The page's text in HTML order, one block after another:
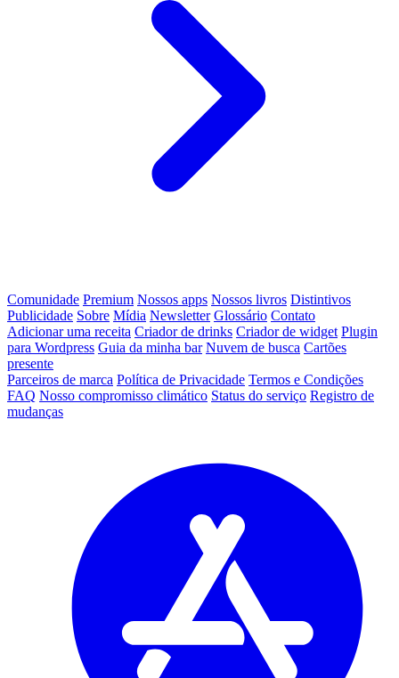
Comunidade Premium Nossos apps Nossos livros Distintivos
Publicidade Sobre Mídia Newsletter Glossário Contato
Adicionar uma receita Criador de drinks Criador de widget Plugin
para Wordpress Guia da minha bar Nuvem de busca Cartões
presente
Parceiros de marca Política de Privacidade Termos e Condições
FAQ Nosso compromisso climático Status do serviço Registro de
mudanças